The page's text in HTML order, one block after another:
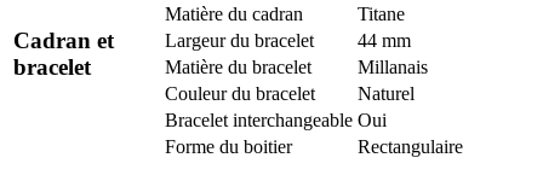
Cadran et
bracelet
Matière du cadran
Titane
Largeur du bracelet
44 mm
Matière du bracelet
Millanais
Couleur du bracelet
Naturel
Bracelet interchangeable Oui
Forme du boitier
Rectangulaire